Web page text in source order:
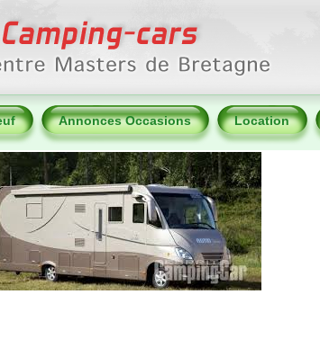
Annonces Occasions Location